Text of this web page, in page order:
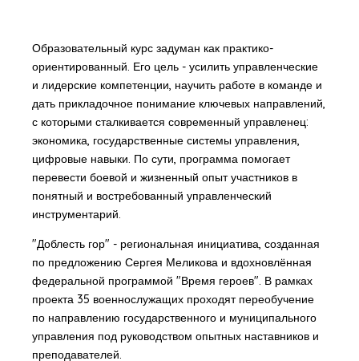
Образовательный курс задуман как практико-
ориентированный. Его цель - усилить управленческие
и лидерские компетенции, научить работе в команде и
дать прикладочное понимание ключевых направлений,
с которыми сталкивается современный управленец:
экономика, государственные системы управления,
цифровые навыки. По сути, программа помогает
перевести боевой и жизненный опыт участников в
понятный и востребованный управленческий
инструментарий.
"Доблесть гор" - региональная инициатива, созданная
по предложению Сергея Меликова и вдохновлённая
федеральной программой "Время героев". В рамках
проекта 35 военнослужащих проходят переобучение
по направлению государственного и муниципального
управления под руководством опытных наставников и
преподавателей.